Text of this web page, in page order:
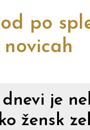
po
novicah
je
žensk